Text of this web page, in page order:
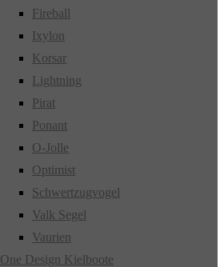
Fireball
Ixylon
Korsar
Lightning
Pirat
Ponant
O-Jolle
Optimist
Schwertzugvogel
Valk Segel
Vaurien
One Design Kielboote